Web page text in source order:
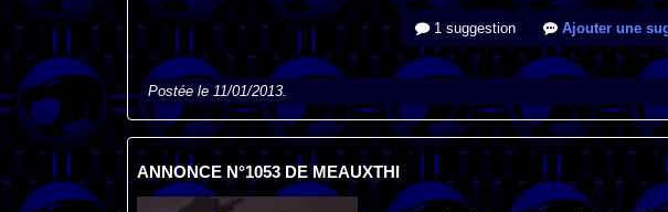
1 suggestion Ajouter une
Postée le 11/01/2013.
ANNONCE N°1053 DE MEAUXTHI